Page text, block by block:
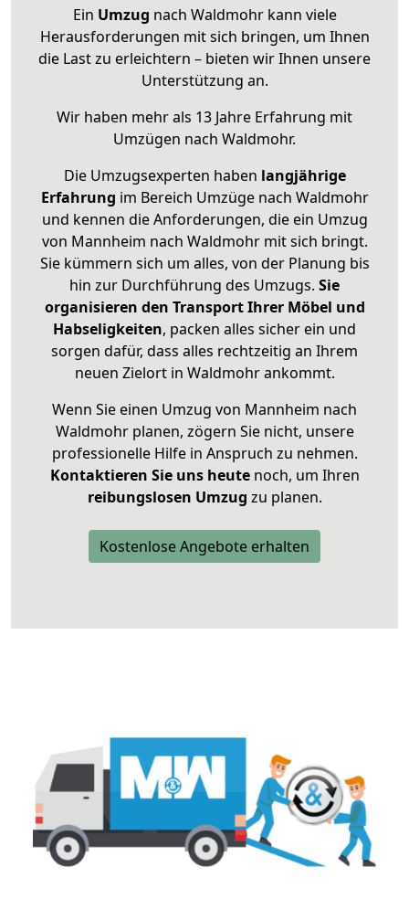
Ein Umzug nach Waldmohr kann viele
Herausforderungen mit sich bringen, um Ihnen
die Last zu erleichtern – bieten wir Ihnen unsere
Unterstützung an.
Wir haben mehr als 13 Jahre Erfahrung mit
Umzügen nach Waldmohr.
Die Umzugsexperten haben langjährige
Erfahrung im Bereich Umzüge nach Waldmohr
und kennen die Anforderungen, die ein Umzug
von Mannheim nach Waldmohr mit sich bringt.
Sie kümmern sich um alles, von der Planung bis
hin zur Durchführung des Umzugs. Sie
organisieren den Transport Ihrer Möbel und
Habseligkeiten, packen alles sicher ein und
sorgen dafür, dass alles rechtzeitig an Ihrem
neuen Zielort in Waldmohr ankommt.
Wenn Sie einen Umzug von Mannheim nach
Waldmohr planen, zögern Sie nicht, unsere
professionelle Hilfe in Anspruch zu nehmen.
Kontaktieren Sie uns heutenoch, um Ihren
reibungslosen Umzug zu planen.
Kostenlose Angebote erhalten